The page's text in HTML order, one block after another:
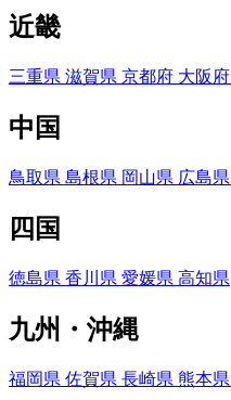
近畿
三重県 滋賀県 京都府 大阪府
中国
鳥取県 島根県 岡山県 広島県
四国
徳島県 香川県 愛媛県 高知県
九州・沖縄
福岡県 佐賀県 長崎県 熊本県